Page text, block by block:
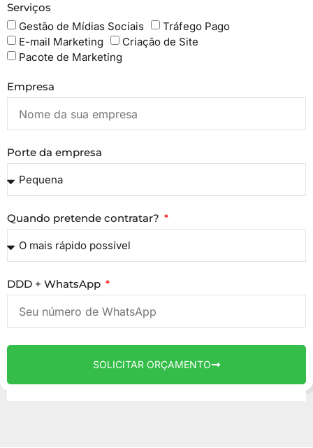
Serviços
Gestão de Mídias Sociais
Tráfego Pago
E-mail Marketing
Criação de Site
Pacote de Marketing
Empresa
Porte da empresa
Quando pretende contratar?
DDD + WhatsApp
SOLICITAR ORÇAMENTO